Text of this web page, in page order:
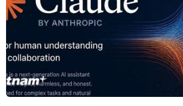
Thành phố Hồ Chí Minh: 5 người tử
vong vì bệnh dại trong 6 tháng đầu
năm